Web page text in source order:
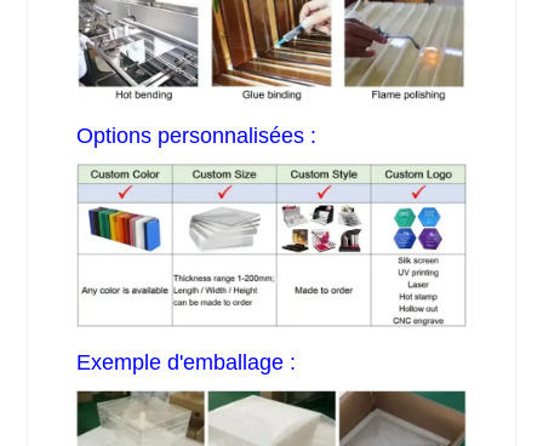
Options personnalisées :
Exemple d'emballage :